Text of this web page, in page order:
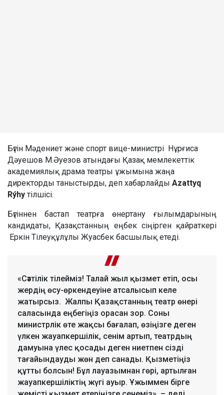
Бүгін Мәдениет және спорт вице-министрі Нұрғиса
Дәуешов М.Әуезов атындағы Қазақ мемлекеттік
академиялық драма театры ұжымына жаңа
директорды таныстырды, деп хабарлайды Azattyq
Rýhy тілшісі.
Бүгіннен бастап театрға өнертану ғылымдарының
кандидаты, Қазақстанның еңбек сіңірген қайраткері
Еркін Тілеуқұлұлы Жуасбек басшылық етеді.
«Сәттілік тілейміз! Талай жыл қызмет етіп, осы
жердің өсу-өркендеуіне атсалысып келе
жатырсыз. Жалпы Қазақстанның театр өнері
саласында еңбегіңіз орасан зор. Соны
министрлік өте жақсы бағалап, өзіңізге деген
үлкен жауапкершілік, сенім артып, театрдың
дамуына үлес қосады деген ниетпен сізді
тағайындауды жөн деп санады. Қызметіңіз
құтты болсын! Бұл лауазымнан гөрі, артылған
жауапкершіліктің жүгі ауыр. Ұжыммен бірге